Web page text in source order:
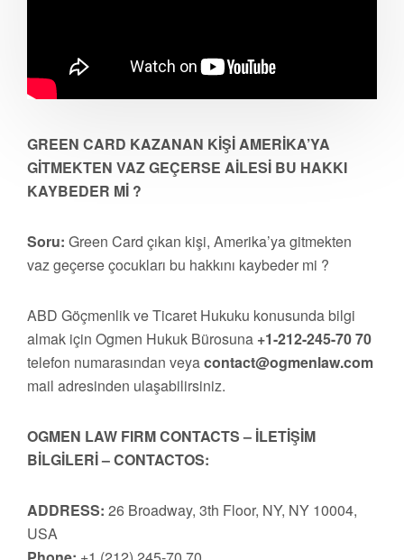
GREEN CARD KAZANAN KİŞİ AMERİKA’YA
GİTMEKTEN VAZ GEÇERSE AİLESİ BU HAKKI
KAYBEDER Mİ ?
Soru: Green Card çıkan kişi, Amerika’ya gitmekten
vaz geçerse çocukları bu hakkını kaybeder mi ?
ABD Göçmenlik ve Ticaret Hukuku konusunda bilgi
almak için Ogmen Hukuk Bürosuna +1-212-245-70 70
telefon numarasından veyacontact@ogmenlaw.com
mail adresinden ulaşabilirsiniz.
OGMEN LAW FIRM CONTACTS – İLETİŞİM
BİLGİLERİ – CONTACTOS:
ADDRESS: 26 Broadway, 3th Floor, NY, NY 10004,
USA